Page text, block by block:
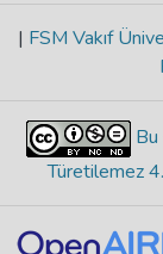
| FSM Vakıf
Türetilemez